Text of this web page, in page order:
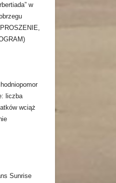
w
liczba
wciąż
Sunrise